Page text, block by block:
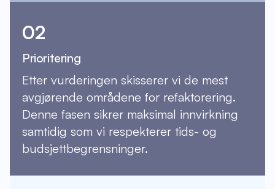
02
Prioritering
Etter vurderingen skisserer vi de mest
avgjørende områdene for refaktorering.
Denne fasen sikrer maksimal innvirkning
samtidig som vi respekterer tids- og
budsjettbegrensninger.